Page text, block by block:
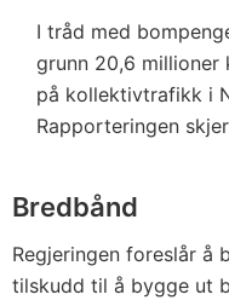
I tråd med
grunn 20,6
på kollektivtrafikk i
Rapporteringen
Bredbånd
Regjeringen foreslår å
tilskudd til å bygge ut